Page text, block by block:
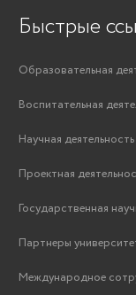
Быстрые
Образовательная
Воспитательная
Научная деятельность
Проектная
Государственная
Партнеры
Международное